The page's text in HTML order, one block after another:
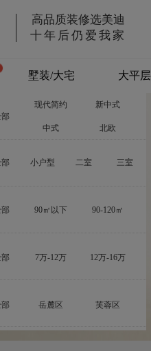
高品质装修选美迪
十年后仍爱我家
墅装/大宅
别墅/大宅
大平层
现代简约 新中式
中式 北欧
小户型 二室 三室
90㎡以下 90-120㎡
7万-12万 12万-16万
岳麓区 芙蓉区